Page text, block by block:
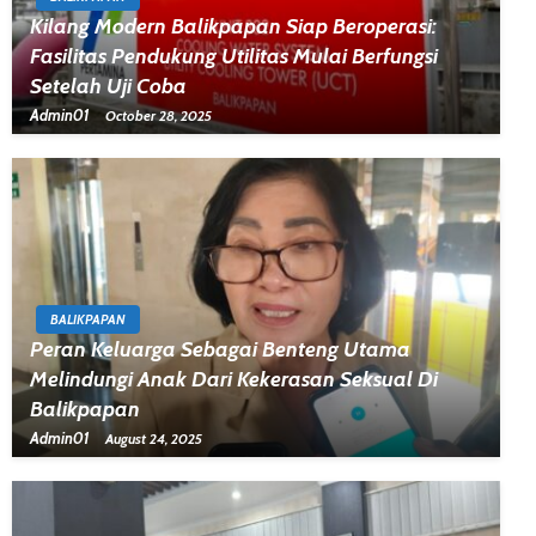
Kilang Modern Balikpapan Siap Beroperasi:
Fasilitas Pendukung Utilitas Mulai Berfungsi
Setelah Uji Coba
Admin01 October 28, 2025
BALIKPAPAN
Peran Keluarga Sebagai Benteng Utama
Melindungi Anak Dari Kekerasan Seksual Di
Balikpapan
Admin01 August 24, 2025